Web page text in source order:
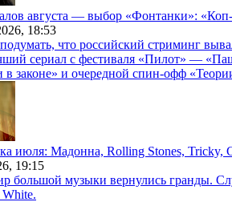
августа — выбор «Фонтанки»:
18:53
что российский стриминг
сериал с фестиваля «Пилот» —
в законе» и очередной спин-офф
июля: Мадонна, Rolling Stones, Tricky,
19:15
большой музыки вернулись гранды.